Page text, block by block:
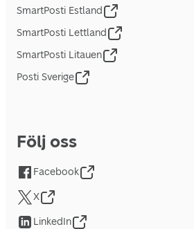
SmartPosti Estland
SmartPosti Lettland
SmartPosti Litauen
Posti Sverige
Följ oss
Facebook
X
LinkedIn